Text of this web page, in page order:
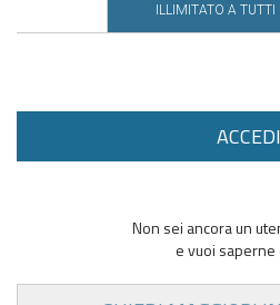
ILLIMITATO A TUTTI
ACCEDI
Non sei ancora un
e vuoi saperne